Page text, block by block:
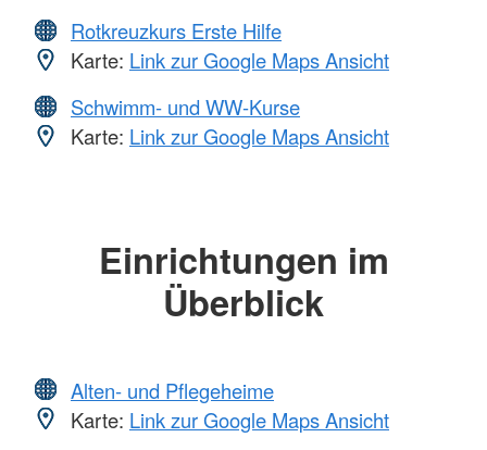
Rotkreuzkurs Erste Hilfe
Karte: Link zur Google Maps Ansicht
Schwimm- und WW-Kurse
Karte: Link zur Google Maps Ansicht
Einrichtungen im
Überblick
Alten- und Pflegeheime
Karte: Link zur Google Maps Ansicht